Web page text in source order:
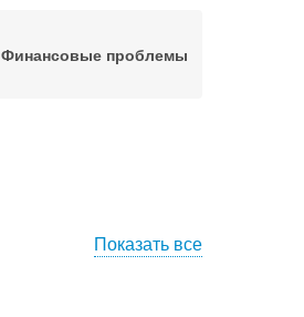
Финансовые проблемы
Показать все